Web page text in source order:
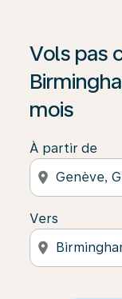
Vols pas
mois
À partir de
location_on
Vers
location_on